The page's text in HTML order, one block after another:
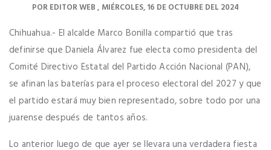
POREDITOR WEB MIÉRCOLES, 16 DE OCTUBRE DEL 2024
Chihuahua.- El alcalde Marco Bonilla compartió que tras
definirse que Daniela Álvarez fue electa como presidenta del
Comité Directivo Estatal del Partido Acción Nacional (PAN),
se afinan las baterías para el proceso electoral del 2027 y que
el partido estará muy bien representado, sobre todo por una
juarense después de tantos años.
Lo anterior luego de que ayer se llevara una verdadera fiesta